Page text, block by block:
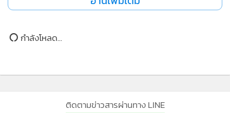
สำหรับผู้ที่ตั้งเป้าหมาย IELTS Band 6.5+ ควรฝึกทั้ง 4 ทักษะ
Reading, Writing และ Speaking
ติดตามข่าวสารผ่านทาง LINE